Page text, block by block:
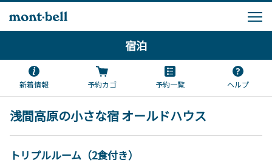
宿泊
新着情報 予約カゴ 予約一覧 ヘルプ
浅間高原の小さな宿 オールドハウス
トリプルルーム（2食付き）